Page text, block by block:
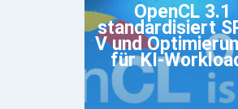
OpenCL 3.1
standardisiert
V und
für KI-